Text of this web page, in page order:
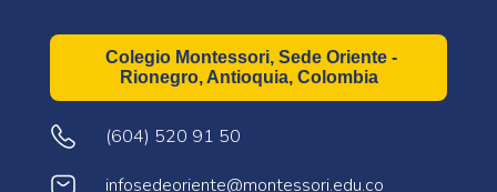
Colegio Montessori, Sede Oriente -
Rionegro, Antioquia, Colombia
(604) 520 91 50
infosedeoriente@montessori.edu.co